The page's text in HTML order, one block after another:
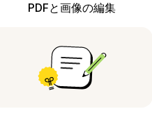
PDFと画像の編集